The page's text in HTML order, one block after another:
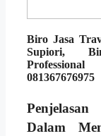
Biro Jasa
Supiori,
081367676975
Dalam